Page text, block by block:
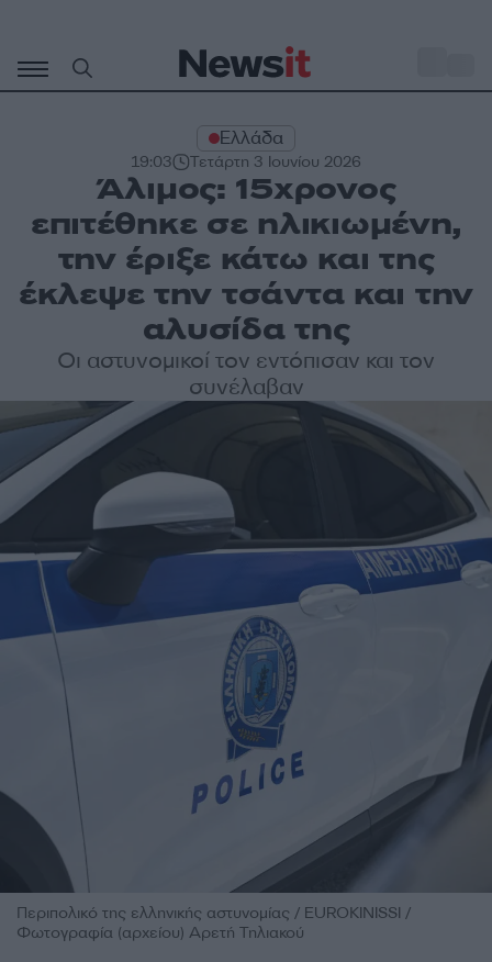
περιεχόμενο
Ελλάδα
19:03 Τετάρτη 3 Ιουνίου 2026
Άλιμος: 15χρονος
επιτέθηκε σε ηλικιωμένη,
την έριξε κάτω και της
έκλεψε την τσάντα και την
αλυσίδα της
Οι αστυνομικοί τον εντόπισαν και τον
συνέλαβαν
Περιπολικό της ελληνικής αστυνομίας / EUROKINISSI /
Φωτογραφία (αρχείου) Αρετή Τηλιακού